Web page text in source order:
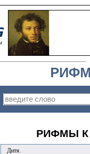
РИФМЫ К
Дитя.